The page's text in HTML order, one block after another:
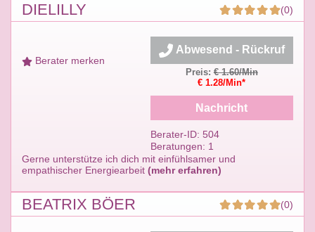
DIELILLY (0)
Berater merken
Gerne unterstütze ich dich mit einfühlsamer und
empathischer Energiearbeit (mehr erfahren)
Abwesend - Rückruf
Preis:€ 1.60/Min
€ 1.28/Min*
Nachricht
Berater-ID: 504
Beratungen: 1
BEATRIX BÖER (0)